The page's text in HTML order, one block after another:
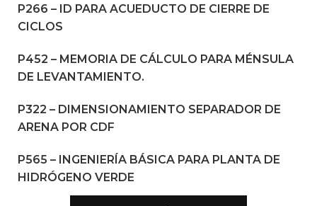
P266 – ID PARA ACUEDUCTO DE CIERRE DE
CICLOS
P452 – MEMORIA DE CÁLCULO PARA MÉNSULA
DE LEVANTAMIENTO.
P322 – DIMENSIONAMIENTO SEPARADOR DE
ARENA POR CDF
P565 – INGENIERÍA BÁSICA PARA PLANTA DE
HIDRÓGENO VERDE